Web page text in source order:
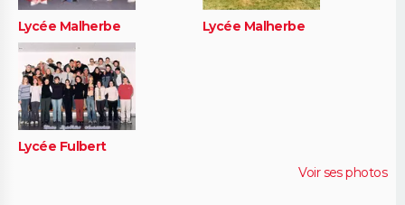
Lycée Malherbe Lycée Malherbe
Lycée Fulbert
Voir ses photos